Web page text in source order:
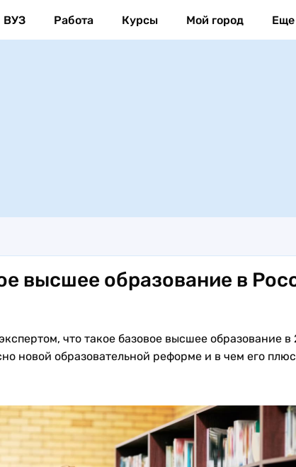
ВУЗ Работа Курсы Мой город Еще
высшее образование в
что такое базовое высшее образование в
новой образовательной реформе и в чем его